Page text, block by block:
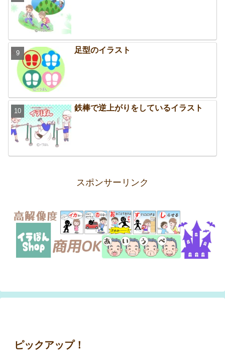
足型のイラスト
鉄棒で逆上がりをしているイラスト
スポンサーリンク
ピックアップ！